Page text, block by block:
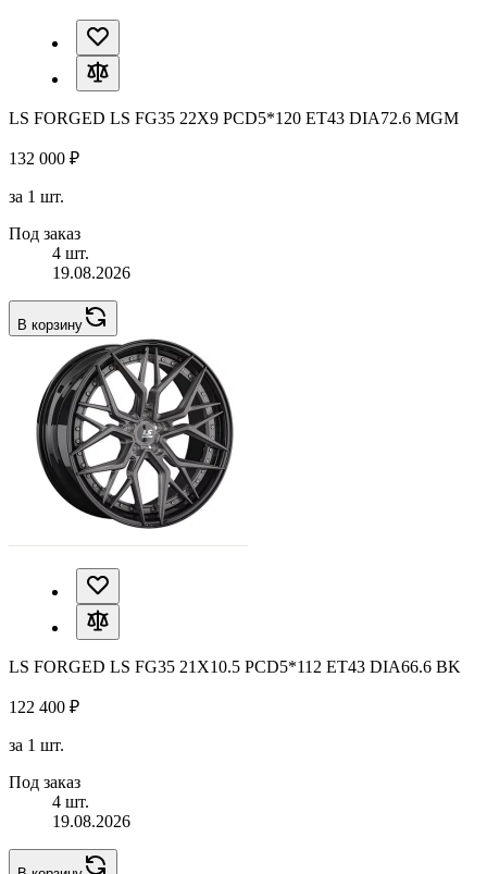
LS FORGED LS FG35 22X9 PCD5*120 ET43 DIA72.6 MGM
132 000 ₽
за 1 шт.
Под заказ
4 шт.
19.08.2026
В корзину
LS FORGED LS FG35 21X10.5 PCD5*112 ET43 DIA66.6 BK
122 400 ₽
за 1 шт.
Под заказ
4 шт.
19.08.2026